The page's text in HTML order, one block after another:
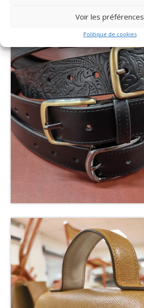
Voir les préférences
Politique de cookies